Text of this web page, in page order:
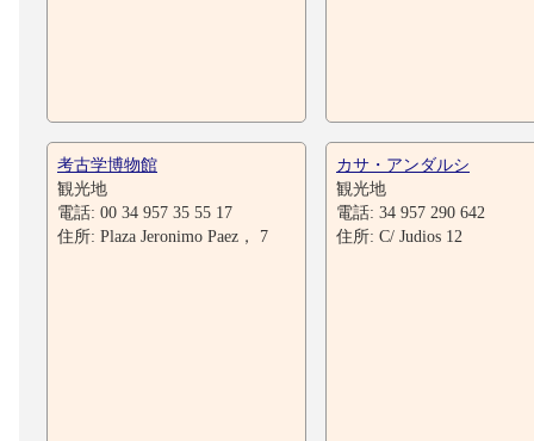
考古学博物館
観光地
電話: 00 34 957 35 55 17
住所: Plaza Jeronimo Paez， 7
カサ・アンダルシ
観光地
電話: 34 957 290 642
住所: C/ Judios 12